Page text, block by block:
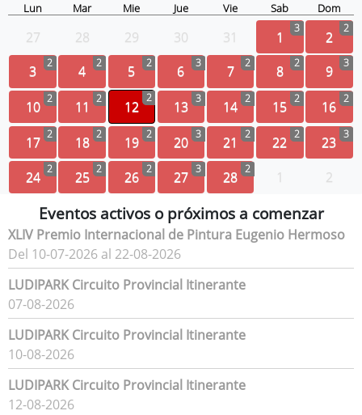
Lun Mar Mie Jue Vie Sab Dom
27 28 29 30 31 1 3 2 2
3 2 4 2 5 2 6 3 7 2 8 2 9 3
10 2 11 2 12
2
13 3 14 2 15 2 16 2
17 2 18 2 19 2 20 3 21 2 22 2 23 3
24 2 25 2 26 2 27 3 28 2 1 2
Eventos activos o próximos a comenzar
XLIV Premio Internacional de Pintura Eugenio Hermoso
Del 10-07-2026 al 22-08-2026
LUDIPARK Circuito Provincial Itinerante
07-08-2026
LUDIPARK Circuito Provincial Itinerante
10-08-2026
LUDIPARK Circuito Provincial Itinerante
12-08-2026